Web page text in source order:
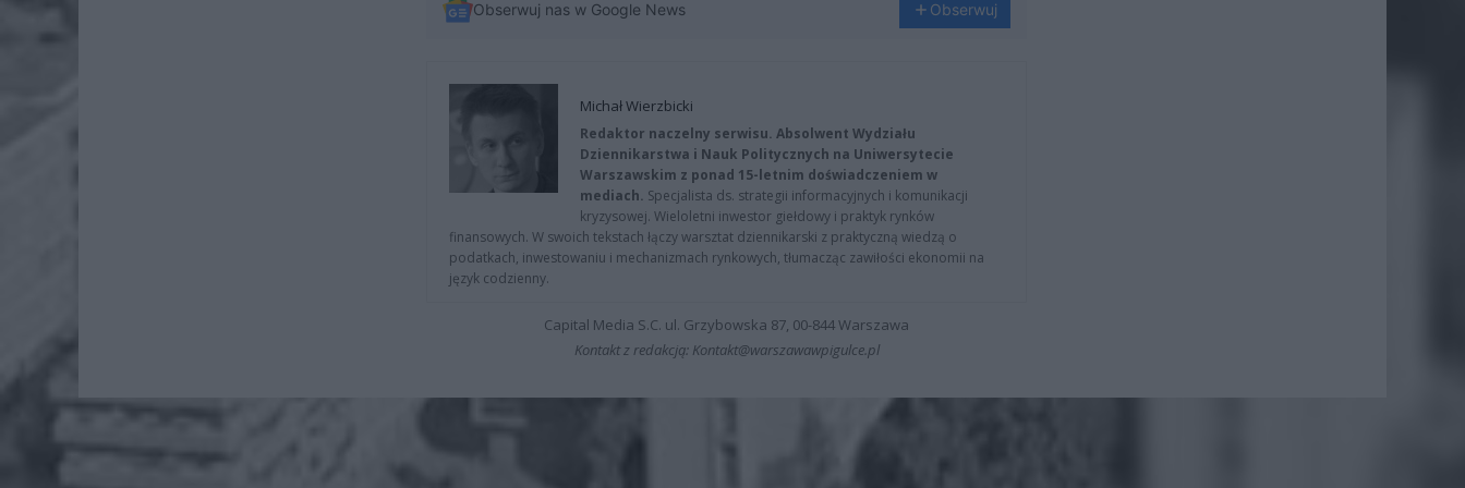
Obserwuj nas w Google News Obserwuj
Michał Wierzbicki
Redaktor naczelny serwisu. Absolwent Wydziału
Dziennikarstwa i Nauk Politycznych na Uniwersytecie
Warszawskim z ponad 15-letnim doświadczeniem w
mediach. Specjalista ds. strategii informacyjnych i komunikacji
kryzysowej. Wieloletni inwestor giełdowy i praktyk rynków
finansowych. W swoich tekstach łączy warsztat dziennikarski z praktyczną wiedzą o
podatkach, inwestowaniu i mechanizmach rynkowych, tłumacząc zawiłości ekonomii na
język codzienny.
Capital Media S.C. ul. Grzybowska 87, 00-844 Warszawa
Kontakt z redakcją: Kontakt@warszawawpigulce.pl